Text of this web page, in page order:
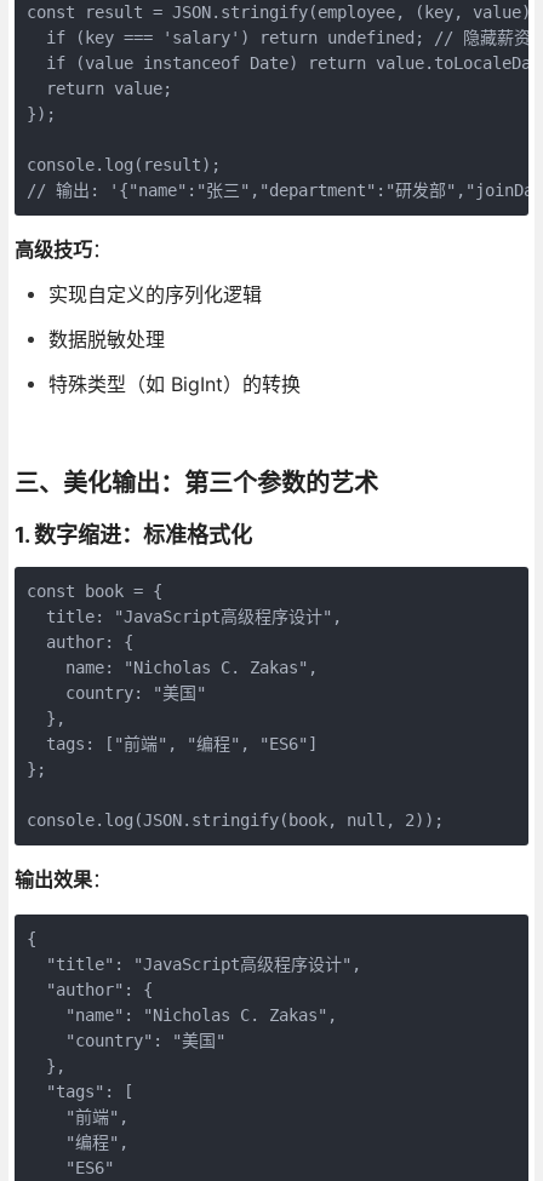
const result = JSON.stringify(employee, (key, value)
  if (key === 'salary') return undefined; // 隐藏薪资
if (value instanceof Date) return
  return value;
});
console.log(result);
// 输出: '{"name":"张三","department":"研发部
高级技巧：
实现自定义的序列化逻辑
数据脱敏处理
特殊类型（如 BigInt）的转换
三、美化输出：第三个参数的艺术
1. 数字缩进：标准格式化
const book = {
  title: "JavaScript高级程序设计",
  author: {
    name: "Nicholas C. Zakas",
    country: "美国"
  },
  tags: ["前端", "编程", "ES6"]
};
console.log(JSON.stringify(book, null, 2));
输出效果：
{
  "title": "JavaScript高级程序设计",
  "author": {
    "name": "Nicholas C. Zakas",
    "country": "美国"
  },
  "tags": [
    "前端",
    "编程",
    "ES6"